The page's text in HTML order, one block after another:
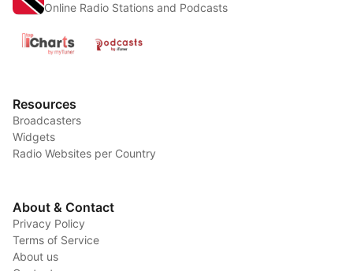
Online Radio Stations and Podcasts
Resources
Broadcasters
Widgets
Radio Websites per Country
About & Contact
Privacy Policy
Terms of Service
About us